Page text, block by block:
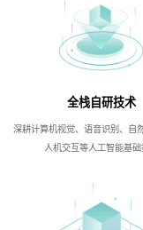
全栈自研技术
深耕计算机视觉、语音识别、自
人机交互等人工智能基础